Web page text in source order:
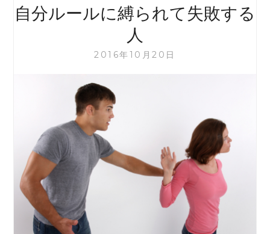
能
あ
づ
い
た
瞬
間・・・
自分ルールに縛られて失敗する
人
2016年10月20日